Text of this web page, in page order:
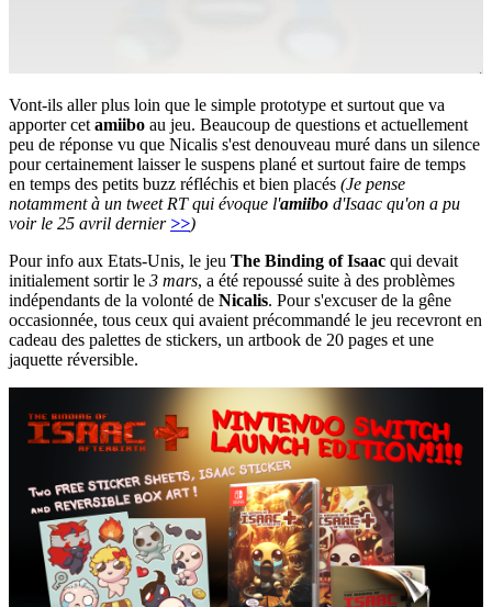
Vont-ils aller plus loin que le simple prototype et surtout que va
apporter cet amiibo au jeu. Beaucoup de questions et actuellement
peu de réponse vu que Nicalis s'est denouveau muré dans un silence
pour certainement laisser le suspens plané et surtout faire de temps
en temps des petits buzz réfléchis et bien placés (Je pense
notamment à un tweet RT qui évoque l'amiibo d'Isaac qu'on a pu
voir le 25 avril dernier >>)
Pour info aux Etats-Unis, le jeu The Binding of Isaac qui devait
initialement sortir le 3 mars, a été repoussé suite à des problèmes
indépendants de la volonté de Nicalis. Pour s'excuser de la gêne
occasionnée, tous ceux qui avaient précommandé le jeu recevront en
cadeau des palettes de stickers, un artbook de 20 pages et une
jaquette réversible.